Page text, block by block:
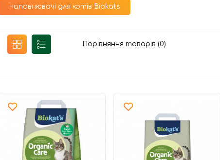
Наповнювачі для котів Biokats
Порівняння товарів (0)